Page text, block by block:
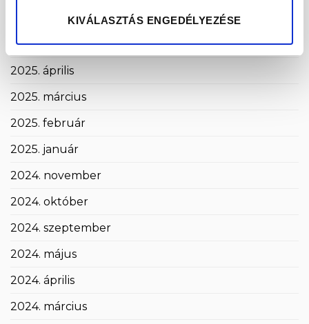
KIVÁLASZTÁS ENGEDÉLYEZÉSE
2025. augusztus
2025. május
2025. április
2025. március
2025. február
2025. január
2024. november
2024. október
2024. szeptember
2024. május
2024. április
2024. március